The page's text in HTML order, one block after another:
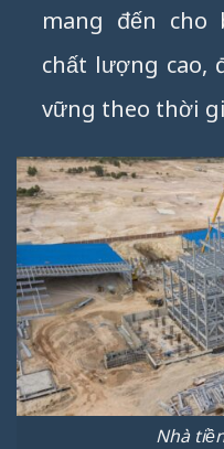
mang đến
chất lượng cao,
vững theo thời
Nhà